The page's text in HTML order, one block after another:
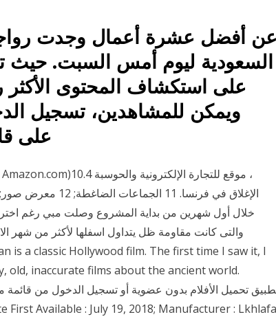
السعودية ليوم أمس السبت. حيث
ويمكن للمشاهدين، تسجيل
على
والتى كانت مقاومة ظل يتداول اسفلها لأكثر من شهر
inaccurate films about the ancient world.